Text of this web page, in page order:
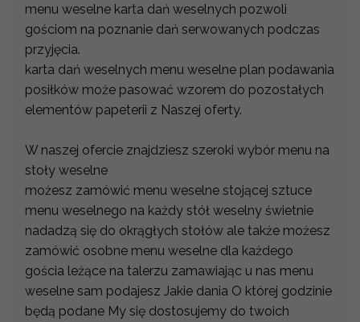
menu weselne karta dań weselnych pozwoli
gościom na poznanie dań serwowanych podczas
przyjęcia.
karta dań weselnych menu weselne plan podawania
posiłków może pasować wzorem do pozostałych
elementów papeterii z Naszej oferty.
W naszej ofercie znajdziesz szeroki wybór menu na
stoły weselne
możesz zamówić menu weselne stojącej sztuce
menu weselnego na każdy stół weselny świetnie
nadadzą się do okrągłych stołów ale także możesz
zamówić osobne menu weselne dla każdego
gościa leżące na talerzu zamawiając u nas menu
weselne sam podajesz Jakie dania O której godzinie
będą podane My się dostosujemy do twoich